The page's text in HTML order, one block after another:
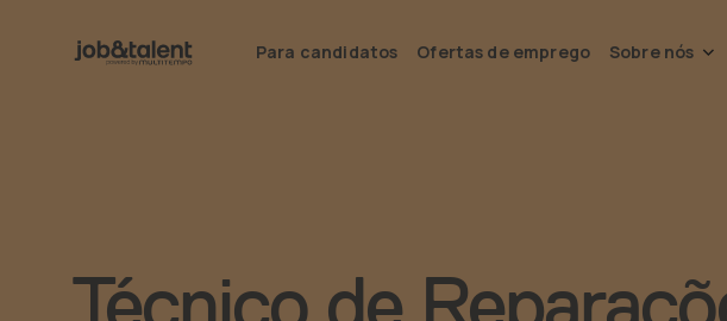
Para candidatos Ofertas de emprego Sobre nós